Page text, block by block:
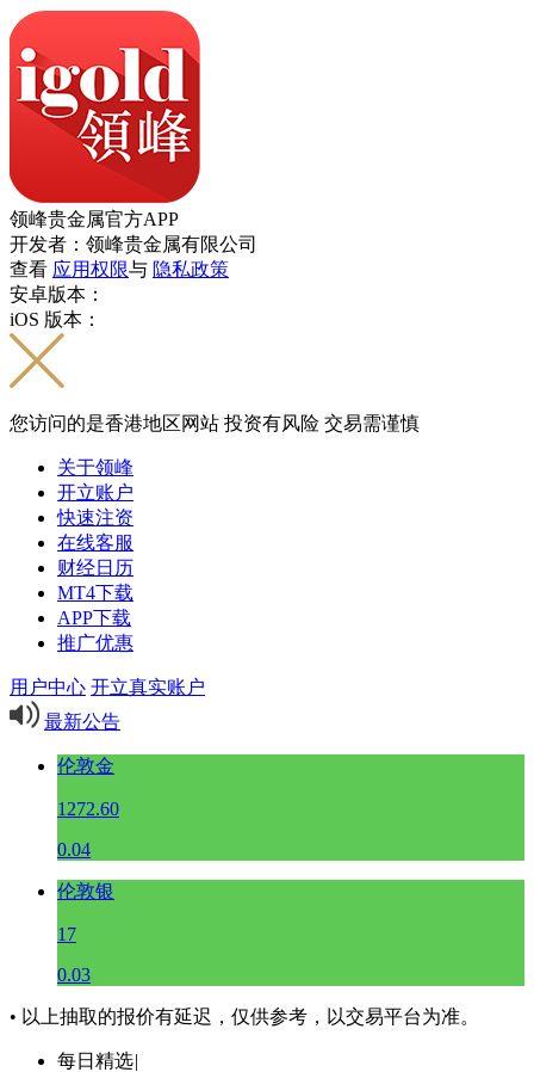
领峰贵金属官方APP
开发者：领峰贵金属有限公司
查看 应用权限与 隐私政策
安卓版本：
iOS 版本：
您访问的是香港地区网站 投资有风险 交易需谨慎
关于领峰
开立账户
快速注资
在线客服
财经日历
MT4下载
APP下载
推广优惠
用户中心 开立真实账户
最新公告
伦敦金
1272.60
0.04
伦敦银
17
0.03
• 以上抽取的报价有延迟，仅供参考，以交易平台为准。
每日精选|